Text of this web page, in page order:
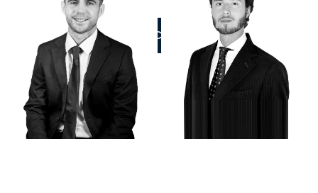
ZADZWOŃCIE DO NAS